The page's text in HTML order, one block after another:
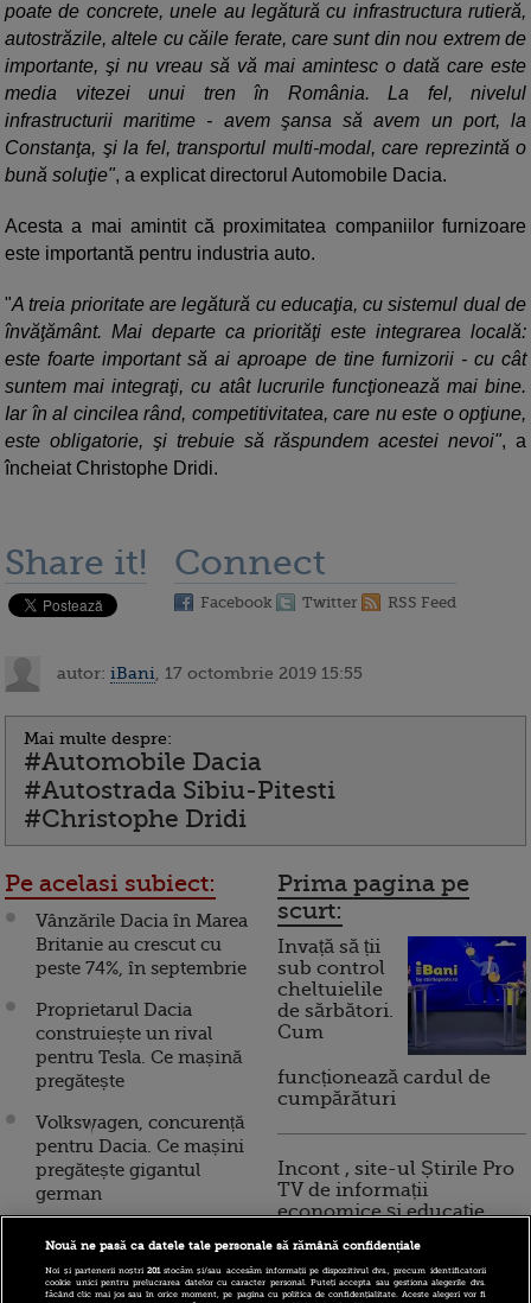
poate de concrete, unele au legătură cu infrastructura rutieră,
autostrăzile, altele cu căile ferate, care sunt din nou extrem de
importante, şi nu vreau să vă mai amintesc o dată care este
media vitezei unui tren în România. La fel, nivelul
infrastructurii maritime - avem şansa să avem un port, la
Constanţa, şi la fel, transportul multi-modal, care reprezintă o
bună soluţie", a explicat directorul Automobile Dacia.
Acesta a mai amintit că proximitatea companiilor furnizoare
este importantă pentru industria auto.
"A treia prioritate are legătură cu educaţia, cu sistemul dual de
învăţământ. Mai departe ca priorităţi este integrarea locală:
este foarte important să ai aproape de tine furnizorii - cu cât
suntem mai integraţi, cu atât lucrurile funcţionează mai bine.
Iar în al cincilea rând, competitivitatea, care nu este o opţiune,
este obligatorie, şi trebuie să răspundem acestei nevoi", a
încheiat Christophe Dridi.
Share it! Connect
Facebook Twitter RSS Feed
autor: iBani , 17 octombrie 2019 15:55
Mai multe despre:
#Automobile Dacia
#Autostrada Sibiu-Pitesti
#Christophe Dridi
Pe acelasi subiect:
Vânzările Dacia în Marea
Britanie au crescut cu
peste 74%, în septembrie
Proprietarul Dacia
construiește un rival
pentru Tesla. Ce mașină
pregătește
Volkswagen, concurență
pentru Dacia. Ce mașini
pregătește gigantul
german
Bloomberg: Dacia,
Renault, ar putea primi o
Prima pagina pe
scurt:
Invață să ții
sub control
cheltuielile
de sărbători.
Cum
funcționează cardul de
cumpărături
Incont , site-ul Știrile Pro
TV de informații
economice și educație
Nouă ne pasă ca datele tale personale să rămână confidențiale
Noi și partenerii noștri201stocăm și/sau accesăm informații pe dispozitivul dvs., precum identificatorii
cookie unici pentru prelucrarea datelor cu caracter personal. Puteți accepta sau gestiona alegerile dvs.
făcând clic mai jos sau în orice moment, pe pagina cu politica de confidențialitate. Aceste alegeri vor fi